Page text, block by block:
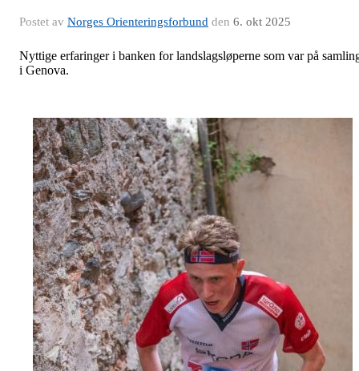
Postet av Norges Orienteringsforbund den 6. okt 2025
Nyttige erfaringer i banken for landslagsløperne som var på
i Genova.